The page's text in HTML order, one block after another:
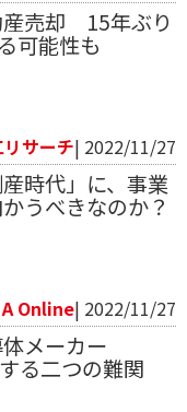
産売却 15年ぶり
可能性も
サーチ| 2022/11/27
産時代」に、事業
うべきなのか？
Online| 2022/11/27
メーカー
る二つの難関